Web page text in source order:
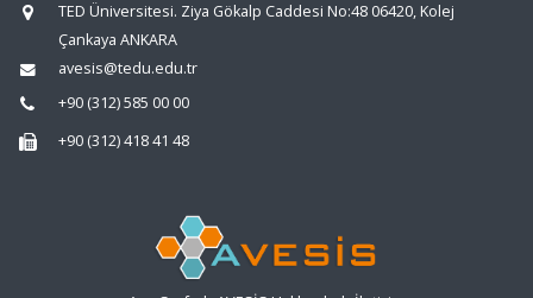
TED Üniversitesi. Ziya Gökalp Caddesi No:48 06420, Kolej
Çankaya ANKARA
avesis@tedu.edu.tr
+90 (312) 585 00 00
+90 (312) 418 41 48